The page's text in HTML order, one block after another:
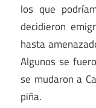
los que
decidieron
hasta
Algunos se
se mudaron a
piña.